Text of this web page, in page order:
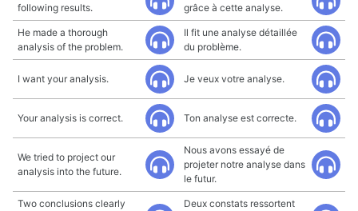
following results.
grâce à cette analyse.
He made a thorough
analysis of the problem.
Il fit une analyse détaillée
du problème.
I want your analysis. Je veux votre analyse.
Your analysis is correct. Ton analyse est correcte.
We tried to project our
analysis into the future.
Nous avons essayé de
projeter notre analyse dans
le futur.
Two conclusions clearly
Deux constats ressortent